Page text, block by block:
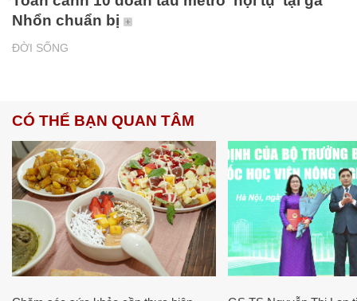
ĐỜI SỐNG
Nhổn chuẩn bị
CÓ THỂ BẠN QUAN TÂM